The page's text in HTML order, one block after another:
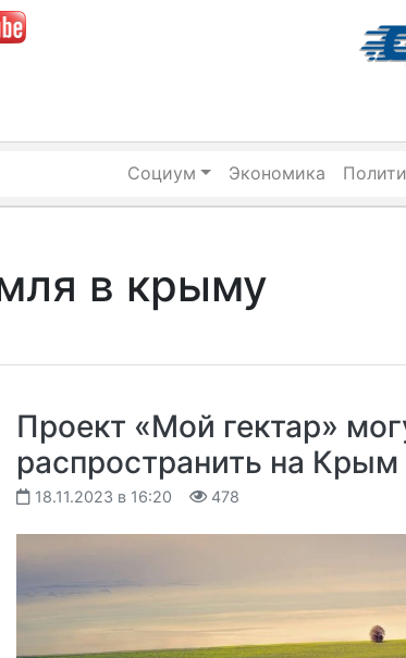
Социум Экономика
в крыму
Проект «Мой гектар»
распространить на
18.11.2023 в 16:20 478